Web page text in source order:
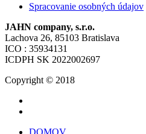
Spracovanie osobných údajov
JAHN company, s.r.o.
Lachova 26, 85103 Bratislava
ICO : 35934131
ICDPH SK 2022002697
Copyright © 2018
DOMOV